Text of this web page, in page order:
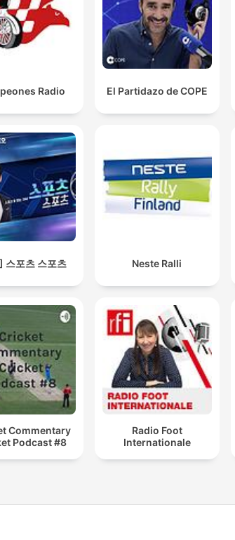
Radio El Partidazo de COPE
스포츠 스포츠 Neste Ralli
Commentary
Podcast #8
Radio Foot
Internationale